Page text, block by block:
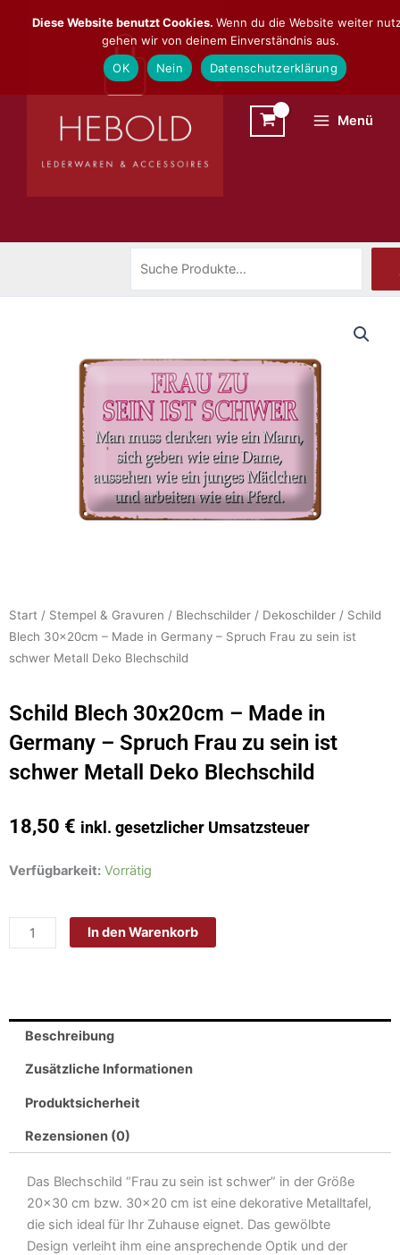
Inhalt
Menü
Start / Stempel & Gravuren / Blechschilder / Dekoschilder / Schild
Blech 30x20cm – Made in Germany – Spruch Frau zu sein ist
schwer Metall Deko Blechschild
Schild Blech 30x20cm – Made in
Germany – Spruch Frau zu sein ist
schwer Metall Deko Blechschild
18,50 € inkl. gesetzlicher Umsatzsteuer
Verfügbarkeit: Vorrätig
Schild
-
Spruch
Frau
sein
schwer
Deko
Blechschild
Menge
In den Warenkorb
Beschreibung
Zusätzliche Informationen
Produktsicherheit
Rezensionen (0)
Das Blechschild “Frau zu sein ist schwer” in der Größe
20×30 cm bzw. 30×20 cm ist eine dekorative Metalltafel,
die sich ideal für Ihr Zuhause eignet. Das gewölbte
Design verleiht ihm eine ansprechende Optik und der
Diese Website benutzt Cookies. Wenn du die Website weiter
gehen wir von deinem Einverständnis aus.
OK
Nein Datenschutzerklärung